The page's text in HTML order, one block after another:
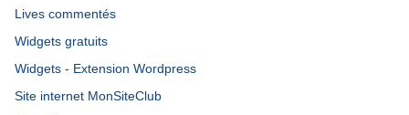
Lives commentés
Widgets gratuits
Widgets - Extension Wordpress
Site internet MonSiteClub